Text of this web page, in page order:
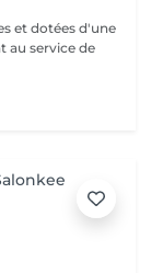
et dotées d'une
au service de